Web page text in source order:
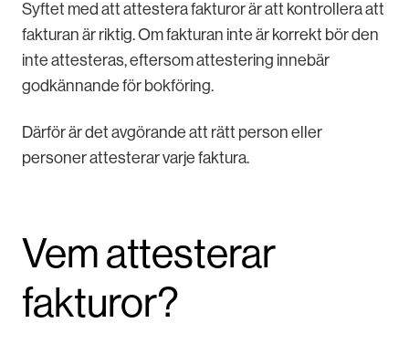
Syftet med att attestera fakturor är att kontrollera att
fakturan är riktig. Om fakturan inte är korrekt bör den
inte attesteras, eftersom attestering innebär
godkännande för bokföring.
Därför är det avgörande att rätt person eller
personer attesterar varje faktura.
Vem attesterar
fakturor?